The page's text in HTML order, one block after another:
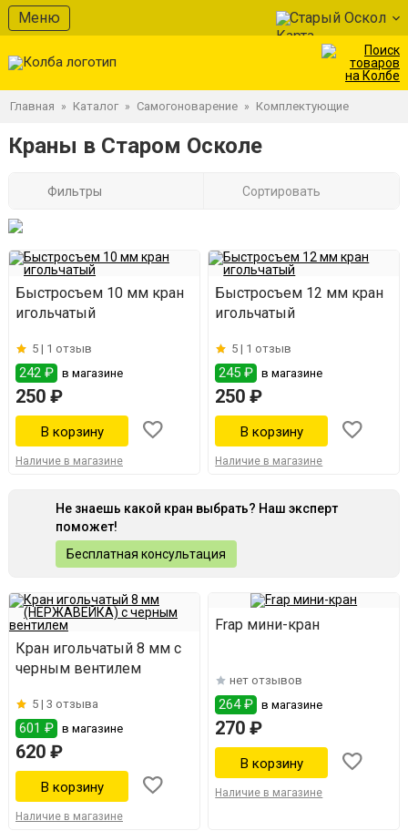
Меню Старый Оскол
Главная » Каталог » Самогоноварение » Комплектующие
Краны в Старом Осколе
Фильтры Сортировать
Быстросъем 10 мм кран
игольчатый
5 | 1 отзыв
242 ₽ в магазине
250 ₽
Наличие в магазине
Быстросъем 12 мм кран
игольчатый
5 | 1 отзыв
245 ₽ в магазине
250 ₽
Наличие в магазине
Не знаешь какой кран выбрать? Наш эксперт
поможет!
Бесплатная консультация
Кран игольчатый 8 мм с
черным вентилем
5 | 3 отзыва
601 ₽ в магазине
620 ₽
Наличие в магазине
Frap мини-кран
нет отзывов
264 ₽ в магазине
270 ₽
Наличие в магазине